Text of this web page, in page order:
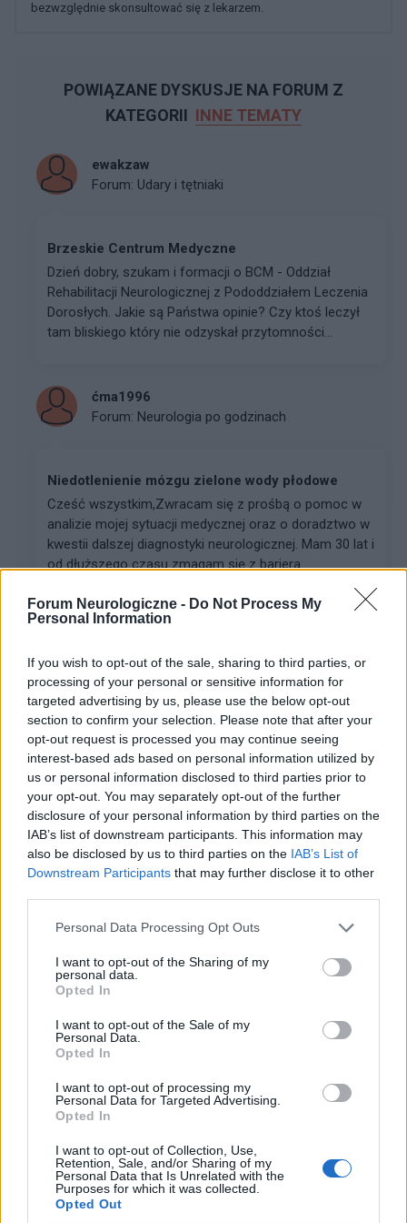
Forum Neurologiczne - Do Not Process My
Personal Information
If you wish to opt-out of the sale, sharing to third parties, or
processing of your personal or sensitive information for
targeted advertising by us, please use the below opt-out
section to confirm your selection. Please note that after your
opt-out request is processed you may continue seeing
interest-based ads based on personal information utilized by
us or personal information disclosed to third parties prior to
your opt-out. You may separately opt-out of the further
disclosure of your personal information by third parties on the
IAB’s list of downstream participants. This information may
also be disclosed by us to third parties on the IAB’s List of
Downstream Participants that may further disclose it to other
Personal Data Processing Opt Outs
I want to opt-out of the Sharing of my
personal data.
Opted In
I want to opt-out of the Sale of my
Personal Data.
Opted In
I want to opt-out of processing my
Personal Data for Targeted Advertising.
Opted In
I want to opt-out of Collection, Use,
Retention, Sale, and/or Sharing of my
Personal Data that Is Unrelated with the
Purposes for which it was collected.
Opted Out
bezwzględnie skonsultować się z lekarzem.
POWIĄZANE DYSKUSJE NA FORUM Z
KATEGORII INNE TEMATY
ewakzaw
Forum: Udary i tętniaki
Brzeskie Centrum Medyczne
Dzień dobry, szukam i formacji o BCM - Oddział
Rehabilitacji Neurologicznej z Pododdziałem Leczenia
Dorosłych. Jakie są Państwa opinie? Czy ktoś leczył
tam bliskiego który nie odzyskał przytomności...
ćma1996
Forum: Neurologia po godzinach
Niedotlenienie mózgu zielone wody płodowe
Cześć wszystkim, ​Zwracam się z prośbą o pomoc w
analizie mojej sytuacji medycznej oraz o doradztwo w
kwestii dalszej diagnostyki neurologicznej. Mam 30 lat i
od dłuższego czasu zmagam się z bariera...
gość
Tętniak po embolizacji
Dzień dobry, tętniaka w mózgu 4mm wykryty w
październiku 2025r, po wizycie u neurochirurga
kwalifikacja na embolizacje . Przed tym nudności,
zawroty głowy przez które pobyt w szpitalu tam
wykryto tę...
gość
Forum:Udary i tętniaki
Klipsowanie rozarwanego naczynia
Drodzy Państwo, W 2006 roku doznałem ciężkiego
tętniaka. Kiedy przybyło pogotowie, byłem już
nieprzytomny. O tym, co się ze mną dalej działo, wiem
Forum:Neurologia po godzinach
Operacja kręgosłupa szyjnego